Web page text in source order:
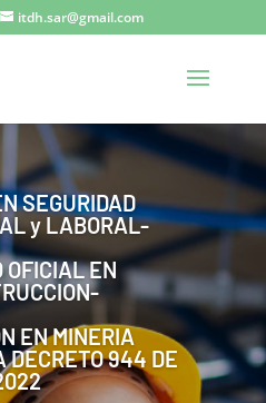
itdh.sar@gmail.com
SEGURIDAD
y LABORAL-
OFICIAL EN
EN MINERIA
DECRETO 944 DE